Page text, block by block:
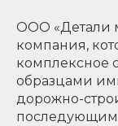
ООО «Детали
компания,
комплексное
образцами
дорожно-